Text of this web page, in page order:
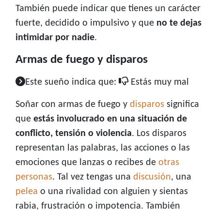
También puede indicar que tienes un carácter
fuerte, decidido o impulsivo y que no te dejas
intimidar por nadie.
Armas de fuego y disparos
Este sueño indica que: Estás muy mal
Soñar con armas de fuego y disparos significa
que estás involucrado en una situación de
conflicto, tensión o violencia. Los disparos
representan las palabras, las acciones o las
emociones que lanzas o recibes de otras
personas. Tal vez tengas una discusión, una
pelea o una rivalidad con alguien y sientas
rabia, frustración o impotencia. También